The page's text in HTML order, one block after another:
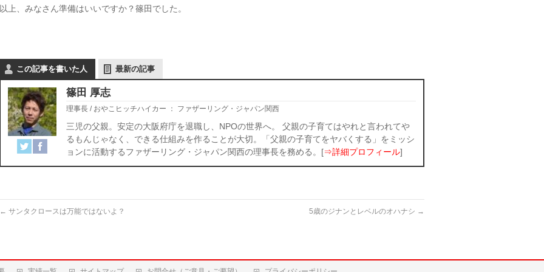
以上、みなさん準備はいいですか？篠田でした。
この記事を書いた人 最新の記事
篠田 厚志
理事長 / おやこヒッチハイカー ： ファザーリング・ジャパン関西
三児の父親。安定の大阪府庁を退職し、NPOの世界へ。 父親の子育てはやれと言われてや
るもんじゃなく、できる仕組みを作ることが大切。「父親の子育てをヤバくする」をミッシ
ョンに活動するファザーリング・ジャパン関西の理事長を務める。[⇒詳細プロフィール]
← サンタクロースは万能ではないよ？ 5歳のジナンとレベルのオハナシ →